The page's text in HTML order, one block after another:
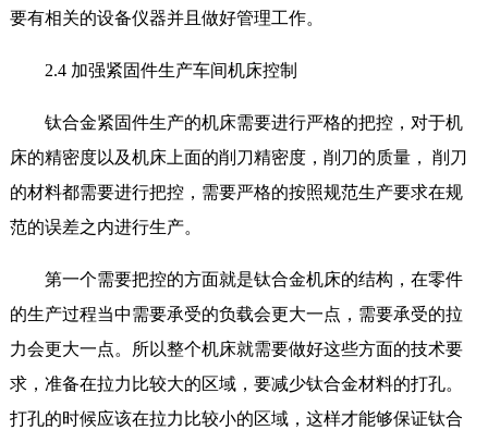
要有相关的设备仪器并且做好管理工作。
2.4 加强紧固件生产车间机床控制
钛合金紧固件生产的机床需要进行严格的把控，对于机
床的精密度以及机床上面的削刀精密度，削刀的质量， 削刀
的材料都需要进行把控，需要严格的按照规范生产要求在规
范的误差之内进行生产。
第一个需要把控的方面就是钛合金机床的结构，在零件
的生产过程当中需要承受的负载会更大一点，需要承受的拉
力会更大一点。所以整个机床就需要做好这些方面的技术要
求，准备在拉力比较大的区域，要减少钛合金材料的打孔。
打孔的时候应该在拉力比较小的区域，这样才能够保证钛合